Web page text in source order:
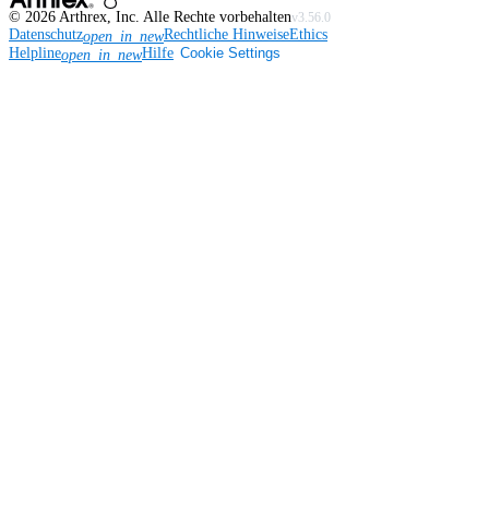
© 2026 Arthrex, Inc. Alle Rechte vorbehaltenv3.56.0
Datenschutzopen_in_newRechtliche HinweiseEthics
Helplineopen_in_newHilfe Cookie Settings